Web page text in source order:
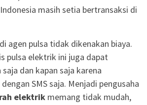
masih setia bertransaksi di
agen pulsa tidak dikenakan biaya.
pulsa elektrik ini juga dapat
dan kapan saja karena
SMS saja. Menjadi pengusaha
elektrik memang tidak mudah,